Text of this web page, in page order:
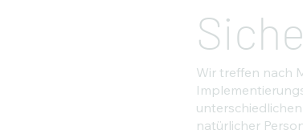
Wir treffen nach
natürlicher